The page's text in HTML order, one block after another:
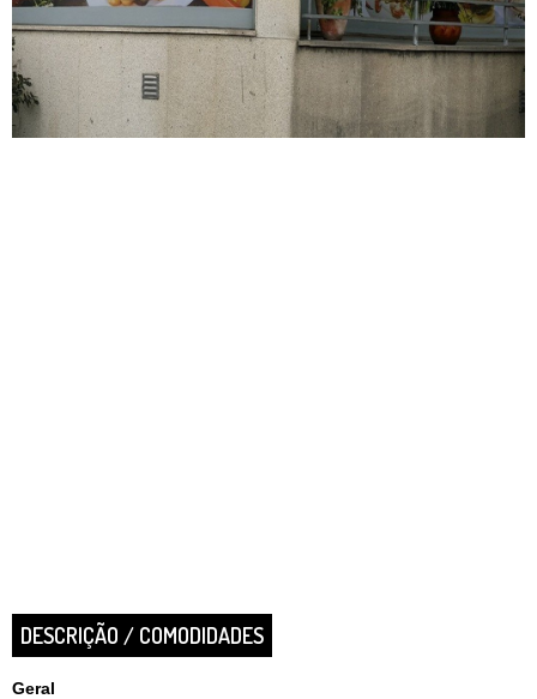
DESCRIÇÃO / COMODIDADES
Geral